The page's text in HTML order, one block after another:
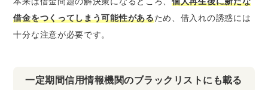
借金をつくってしまう可能性があるため、借入れの誘惑には
十分な注意が必要です。
一定期間信用情報機関のブラックリストにも載る